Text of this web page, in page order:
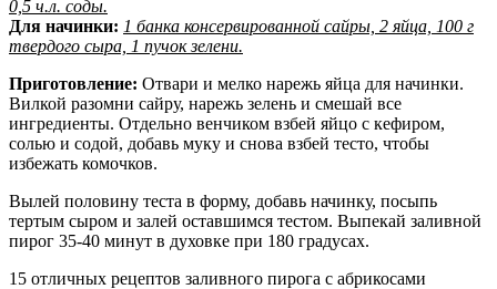
0,5 ч.л. соды.
Для начинки: 1 банка консервированной сайры, 2 яйца, 100 г
твердого сыра, 1 пучок зелени.
Приготовление: Отвари и мелко нарежь яйца для начинки.
Вилкой разомни сайру, нарежь зелень и смешай все
ингредиенты. Отдельно венчиком взбей яйцо с кефиром,
солью и содой, добавь муку и снова взбей тесто, чтобы
избежать комочков.
Вылей половину теста в форму, добавь начинку, посыпь
тертым сыром и залей оставшимся тестом. Выпекай заливной
пирог 35-40 минут в духовке при 180 градусах.
15 отличных рецептов заливного пирога с абрикосами